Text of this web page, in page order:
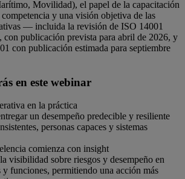
Movilidad), el papel de la capacitación
y una visión objetiva de las
— incluida la revisión de ISO 14001
con publicación prevista para abril de 2026, y
con publicación estimada para septiembre
en este webinar
en la práctica
un desempeño predecible y resiliente
personas capaces y sistemas
comienza con insight
visibilidad sobre riesgos y desempeño en
y funciones, permitiendo una acción más